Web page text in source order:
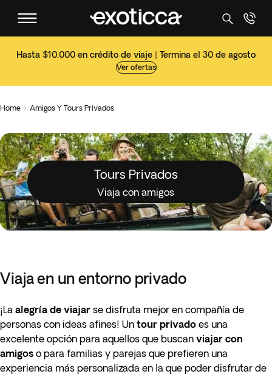
Hasta $10,000 en crédito de viaje | Termina el 30 de agosto
Ver ofertas
Home  Amigos Y Tours Privados
Tours Privados
Viaja con amigos
Viaja en un entorno privado
¡La alegría de viajar se disfruta mejor en compañía de
personas con ideas afines! Un tour privado es una
excelente opción para aquellos que buscan viajar con
amigos o para familias y parejas que prefieren una
experiencia más personalizada en la que poder disfrutar de